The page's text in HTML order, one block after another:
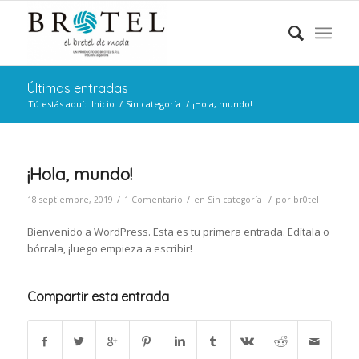
Últimas entradas
Tú estás aquí: Inicio / Sin categoría / ¡Hola, mundo!
¡Hola, mundo!
18 septiembre, 2019 / 1 Comentario / en Sin categoría / por br0tel
Bienvenido a WordPress. Esta es tu primera entrada. Edítala o
bórrala, ¡luego empieza a escribir!
Compartir esta entrada